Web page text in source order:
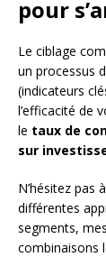
pour
Le ciblage
un processus
(indicateurs
l’efficacité de
le taux de
sur
N’hésitez pas
différentes
segments,
combinaisons